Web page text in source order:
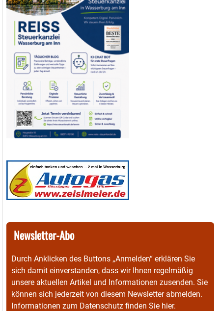
Newsletter-Abo
Durch Anklicken des Buttons „Anmelden“ erklären Sie
sich damit einverstanden, dass wir Ihnen regelmäßig
unsere aktuellen Artikel und Informationen zusenden. Sie
können sich jederzeit von diesem Newsletter abmelden.
Informationen zum Datenschutz finden Sie hier.